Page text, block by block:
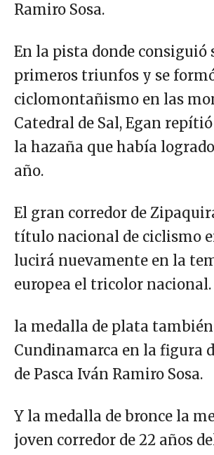
Ramiro Sosa.
En la pista donde consiguió
primeros triunfos y se
ciclomontañismo en las
Catedral de Sal, Egan
la hazaña que había
año.
El gran corredor de
título nacional de ciclismo
lucirá nuevamente en la
europea el tricolor nacional.
la medalla de plata también
Cundinamarca en la figura
de Pasca Iván Ramiro Sosa.
Y la medalla de bronce la
joven corredor de 22 años